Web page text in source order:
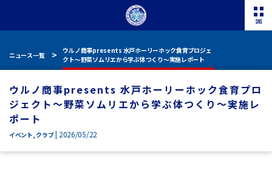
ニュース一覧
ウルノ商事presents 水戸ホーリーホック食育プロジェ
クト～野菜ソムリエから学ぶ体つくり～実施レポート
ウルノ商事presents 水戸ホーリーホック食育プロ
ジェクト～野菜ソムリエから学ぶ体つくり～実施レ
ポート
イベント,クラブ| 2026/05/22